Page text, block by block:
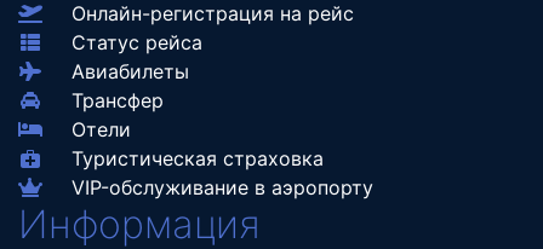
Онлайн-регистрация на рейс
Статус рейса
Авиабилеты
Трансфер
Отели
Туристическая страховка
VIP-обслуживание в аэропорту
Информация